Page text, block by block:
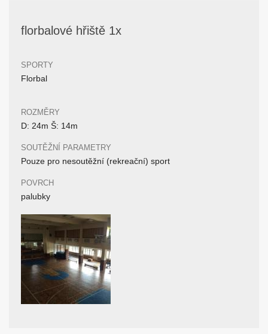
florbalové hřiště 1x
SPORTY
Florbal
ROZMĚRY
D: 24m Š: 14m
SOUTĚŽNÍ PARAMETRY
Pouze pro nesoutěžní (rekreační) sport
POVRCH
palubky